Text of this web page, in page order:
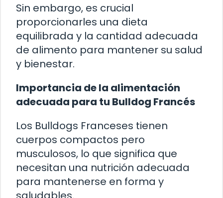
Sin embargo, es crucial
proporcionarles una dieta
equilibrada y la cantidad adecuada
de alimento para mantener su salud
y bienestar.
Importancia de la alimentación
adecuada para tu Bulldog Francés
Los Bulldogs Franceses tienen
cuerpos compactos pero
musculosos, lo que significa que
necesitan una nutrición adecuada
para mantenerse en forma y